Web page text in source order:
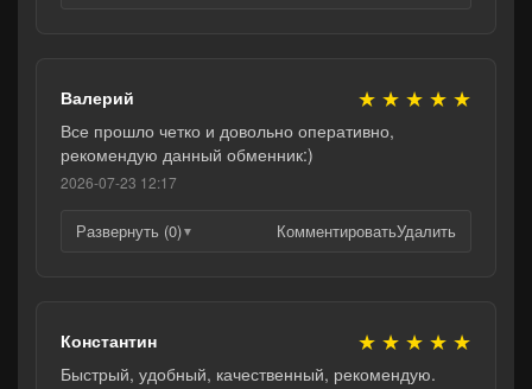
Валерий ★ ★ ★ ★ ★
Все прошло четко и довольно оперативно,
рекомендую данный обменник:)
2026-07-23 12:17
Развернуть (0)▼ КомментироватьУдалить
Константин ★ ★ ★ ★ ★
Быстрый, удобный, качественный, рекомендую.